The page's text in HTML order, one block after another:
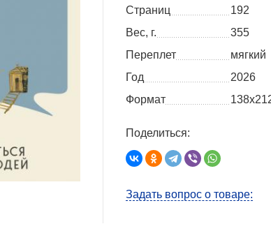
Страниц
192
Вес, г.
355
Переплет
мягкий
Год
2026
Формат
Поделиться:
Задать вопрос о товаре: